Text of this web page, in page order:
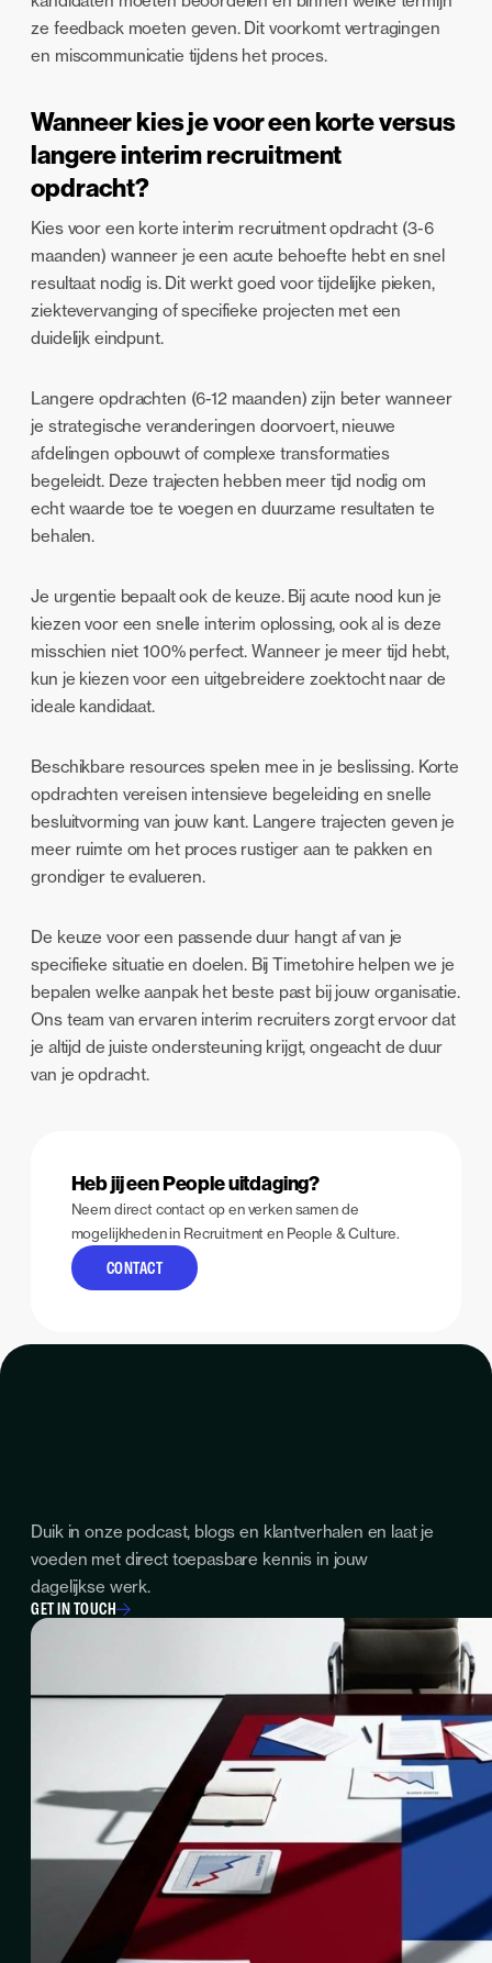
ze feedback moeten geven. Dit voorkomt vertragingen
en miscommunicatie tijdens het proces.
Wanneer kies je voor een korte versus
langere interim recruitment
opdracht?
Kies voor een korte interim recruitment opdracht (3-6
maanden) wanneer je een acute behoefte hebt en snel
resultaat nodig is. Dit werkt goed voor tijdelijke pieken,
ziektevervanging of specifieke projecten met een
duidelijk eindpunt.
Langere opdrachten (6-12 maanden) zijn beter wanneer
je strategische veranderingen doorvoert, nieuwe
afdelingen opbouwt of complexe transformaties
begeleidt. Deze trajecten hebben meer tijd nodig om
echt waarde toe te voegen en duurzame resultaten te
behalen.
Je urgentie bepaalt ook de keuze. Bij acute nood kun je
kiezen voor een snelle interim oplossing, ook al is deze
misschien niet 100% perfect. Wanneer je meer tijd hebt,
kun je kiezen voor een uitgebreidere zoektocht naar de
ideale kandidaat.
Beschikbare resources spelen mee in je beslissing. Korte
opdrachten vereisen intensieve begeleiding en snelle
besluitvorming van jouw kant. Langere trajecten geven je
meer ruimte om het proces rustiger aan te pakken en
grondiger te evalueren.
De keuze voor een passende duur hangt af van je
specifieke situatie en doelen. Bij Timetohire helpen we je
bepalen welke aanpak het beste past bij jouw organisatie.
Ons team van ervaren interim recruiters zorgt ervoor dat
je altijd de juiste ondersteuning krijgt, ongeacht de duur
van je opdracht.
Heb jij een People uitdaging?
Neem direct contact op en verken samen de
mogelijkheden in Recruitment en People & Culture.
CONTACT
Duik in onze podcast, blogs en klantverhalen en laat je
voeden met direct toepasbare kennis in jouw
dagelijkse werk.
GET IN TOUCH